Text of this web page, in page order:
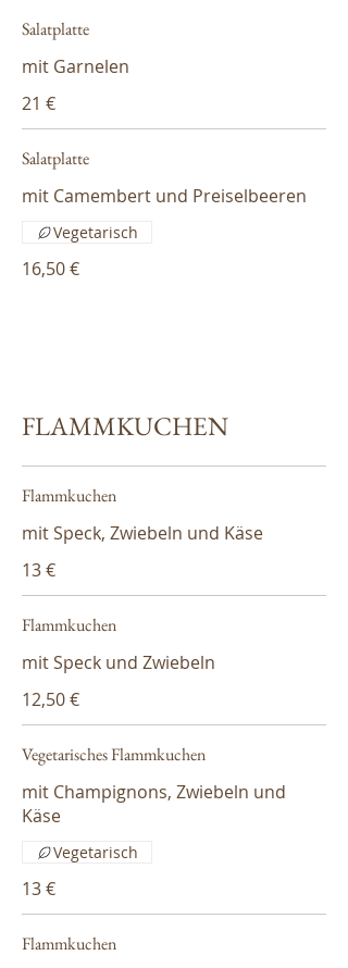
Salatplatte
mit Garnelen
21 €
Salatplatte
mit Camembert und Preiselbeeren
16,50 €
Vegetarisch
FLAMMKUCHEN
Flammkuchen
mit Speck, Zwiebeln und Käse
13 €
Flammkuchen
mit Speck und Zwiebeln
12,50 €
Vegetarisches Flammkuchen
mit Champignons, Zwiebeln und
Käse
13 €
Vegetarisch
Flammkuchen